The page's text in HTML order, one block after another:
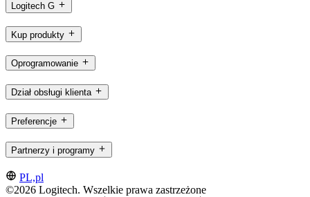
Logitech G
Kup produkty
Oprogramowanie
Dział obsługi klienta
Preferencje
Partnerzy i programy
PL,pl
©2026 Logitech. Wszelkie prawa zastrzeżone